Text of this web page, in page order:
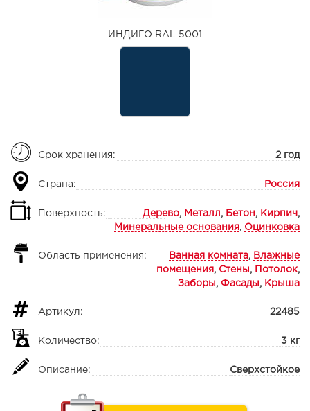
ИНДИГО RAL 5001
Срок хранения: 2 год
Страна: Россия
Поверхность: Дерево, Металл , Бетон , Кирпич ,
Минеральные основания , Оцинковка
Область применения: Ванная комната, Влажные
помещения , Стены , Потолок,
Заборы , Фасады , Крыша
Артикул: 22485
Количество: 3 кг
Описание: Сверхстойкое